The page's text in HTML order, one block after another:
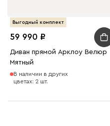
Выгодный комплект
59 990
Диван прямой Арклоу Велюр
Мятный
В наличии в других
цветах: 2 шт.